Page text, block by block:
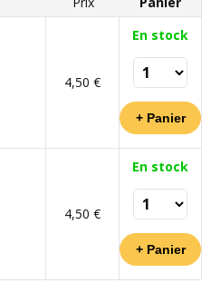
4,50 €
En stock
4,50 €
En stock